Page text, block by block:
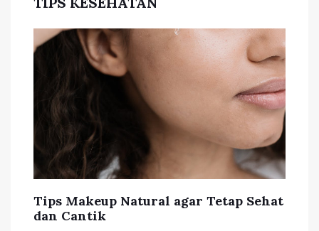
Tips Makeup Natural agar Tetap Sehat
dan Cantik